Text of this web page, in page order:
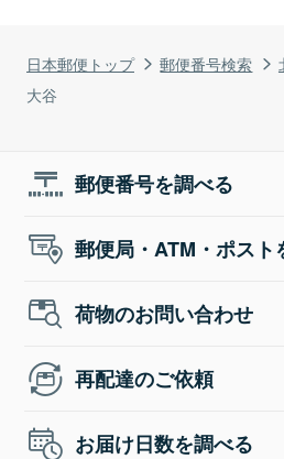
日本郵便トップ 郵便番号検索
大谷
郵便番号を調べる
郵便局・ATM・ポスト
荷物のお問い合わせ
再配達のご依頼
お届け日数を調べる